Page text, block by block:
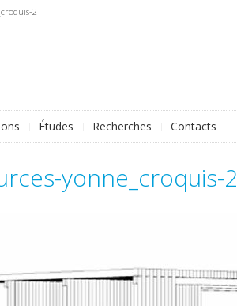
2
Études Recherches Contacts
yonne_croquis-2